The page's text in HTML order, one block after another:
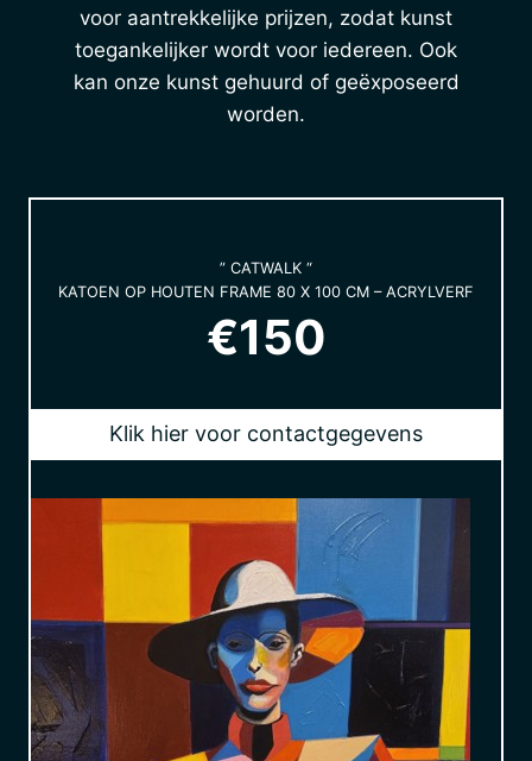
voor aantrekkelijke prijzen, zodat kunst
toegankelijker wordt voor iedereen. Ook
kan onze kunst gehuurd of geëxposeerd
worden.
” CATWALK “
KATOEN OP HOUTEN FRAME 80 X 100 CM – ACRYLVERF
€150
Klik hier voor contactgegevens